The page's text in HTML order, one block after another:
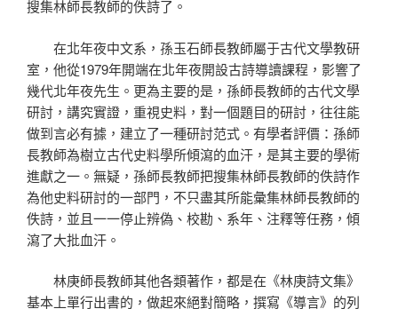
搜集林師長教師的佚詩了。
在北年夜中文系，孫玉石師長教師屬于古代文學教研
室，他從1979年開端在北年夜開設古詩導讀課程，影響了
幾代北年夜先生。更為主要的是，孫師長教師的古代文學
研討，講究實證，重視史料，對一個題目的研討，往往能
做到言必有據，建立了一種研討范式。有學者評價：孫師
長教師為樹立古代史料學所傾瀉的血汗，是其主要的學術
進獻之一。無疑，孫師長教師把搜集林師長教師的佚詩作
為他史料研討的一部門，不只盡其所能彙集林師長教師的
佚詩，並且一一停止辨偽、校勘、系年、注釋等任務，傾
瀉了大批血汗。
林庚師長教師其他各類著作，都是在《林庚詩文集》
基本上單行出書的，做起來絕對簡略，撰寫《導言》的列